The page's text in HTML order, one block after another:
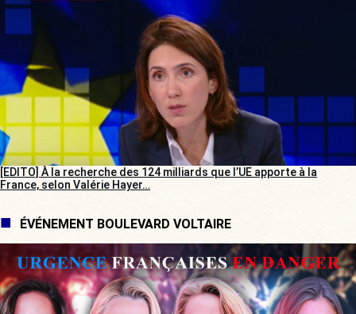
[EDITO] À la recherche des 124 milliards que l’UE apporte à la
France, selon Valérie Hayer…
ÉVÉNEMENT BOULEVARD VOLTAIRE